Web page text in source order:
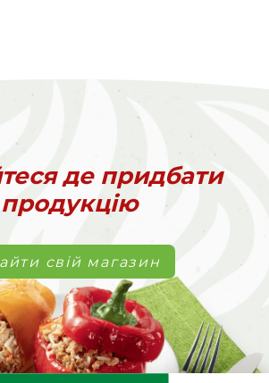
де придбати
продукцію
свій магазин